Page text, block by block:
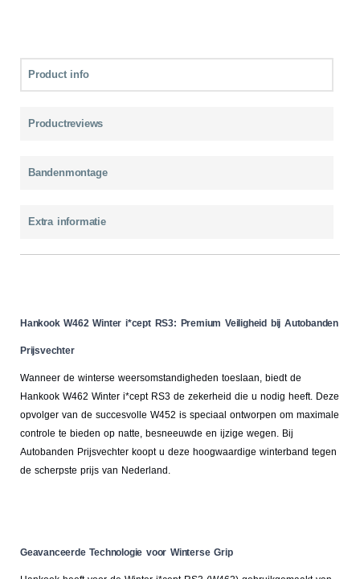
Product info
Productreviews
Bandenmontage
Extra informatie
Hankook W462 Winter i*cept RS3: Premium Veiligheid bij Autobanden
Prijsvechter
Wanneer de winterse weersomstandigheden toeslaan, biedt de
Hankook W462 Winter i*cept RS3 de zekerheid die u nodig heeft. Deze
opvolger van de succesvolle W452 is speciaal ontworpen om maximale
controle te bieden op natte, besneeuwde en ijzige wegen. Bij
Autobanden Prijsvechter koopt u deze hoogwaardige winterband tegen
de scherpste prijs van Nederland.
Geavanceerde Technologie voor Winterse Grip